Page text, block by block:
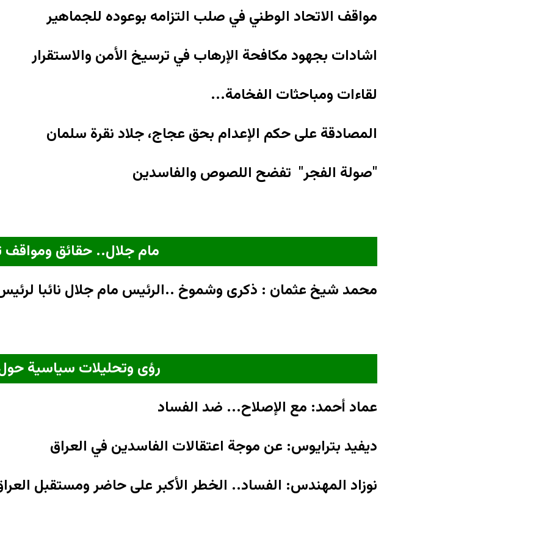
مواقف الاتحاد الوطني في صلب التزامه بوعوده للجماهير
اشادات بجهود مكافحة الإرهاب في ترسيخ الأمن والاستقرار
لقاءات ومباحثات الفخامة...
المصادقة على حكم الإعدام بحق عجاج، جلاد نقرة سلمان
"صولة الفجر" تفضح اللصوص والفاسدين
مام جلال.. حقائق ومواقف
محمد شيخ عثمان : ذكرى وشموخ ..الرئيس مام جلال نائبا لرئيس
رؤى وتحليلات سياسية
عماد أحمد: مع الإصلاح... ضد الفساد
ديفيد بترايوس: عن موجة اعتقالات الفاسدين في العراق
نوزاد المهندس: الفساد.. الخطر الأكبر على حاضر ومستقبل